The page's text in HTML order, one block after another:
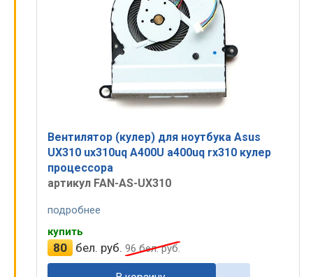
Вентилятор (кулер) для ноутбука Asus
UX310 ux310uq A400U a400uq rx310 кулер
процессора
артикул FAN-AS-UX310
подробнее
купить
80 бел. руб. 96бел. руб.